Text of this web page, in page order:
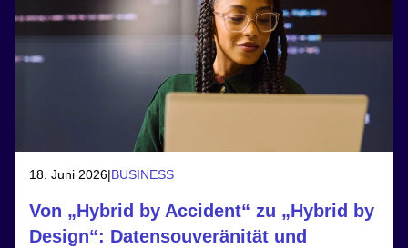
18. Juni 2026|BUSINESS
Von „Hybrid by Accident“ zu „Hybrid by
Design“: Datensouveränität und